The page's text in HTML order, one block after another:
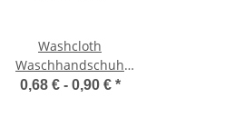
Washcloth
Waschhandschuh
(16x21cm) / The One
0,68 € - 0,90 € *